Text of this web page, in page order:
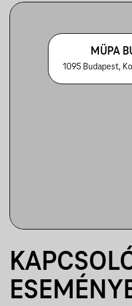
MÜPA
1095 Budapest,